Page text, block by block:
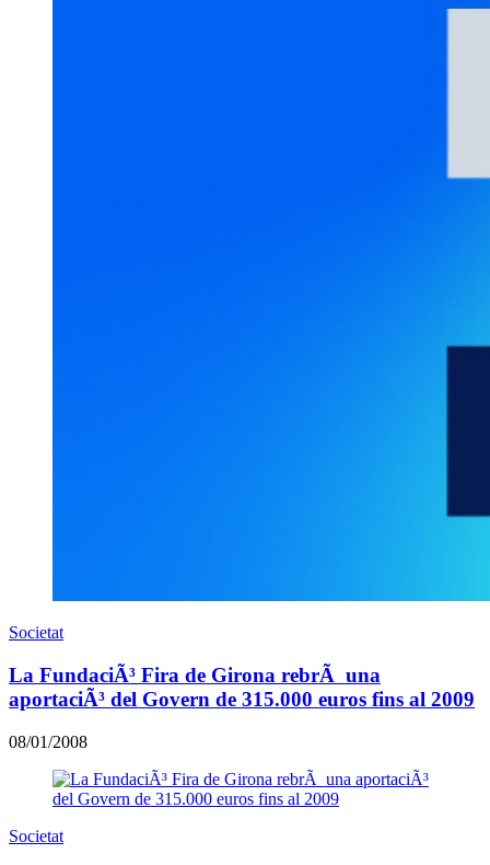
Societat
La FundaciÃ³ Fira de Girona rebrÃ una
aportaciÃ³ del Govern de 315.000 euros fins al 2009
08/01/2008
Societat